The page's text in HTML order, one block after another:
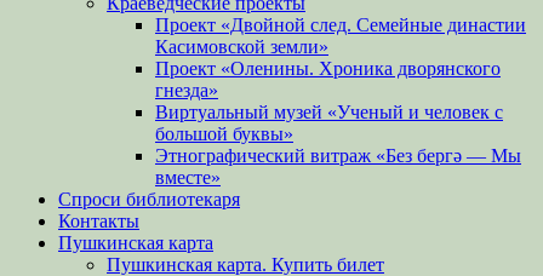
Проект «Двойной след. Семейные династии
Касимовской земли»
Проект «Оленины. Хроника дворянского
гнезда»
Виртуальный музей «Ученый и человек с
большой буквы»
Этнографический витраж «Без бергə — Мы
вместе»
Спроси библиотекаря
Контакты
Пушкинская карта
Пушкинская карта. Купить билет